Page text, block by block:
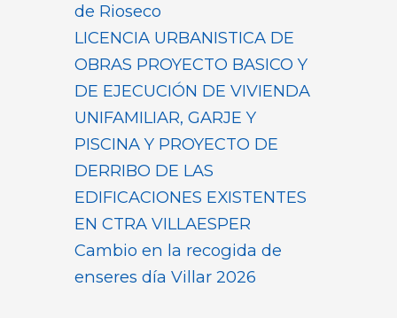
de Rioseco
LICENCIA URBANISTICA DE
OBRAS PROYECTO BASICO Y
DE EJECUCIÓN DE VIVIENDA
UNIFAMILIAR, GARJE Y
PISCINA Y PROYECTO DE
DERRIBO DE LAS
EDIFICACIONES EXISTENTES
EN CTRA VILLAESPER
Cambio en la recogida de
enseres día Villar 2026